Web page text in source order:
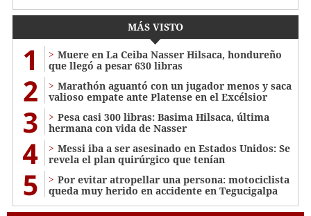
MÁS VISTO
1
Muere en La Ceiba Nasser Hilsaca, hondureño
que llegó a pesar 630 libras
2
Marathón aguantó con un jugador menos y saca
valioso empate ante Platense en el Excélsior
3
Pesa casi 300 libras: Basima Hilsaca, última
hermana con vida de Nasser
4
Messi iba a ser asesinado en Estados Unidos: Se
revela el plan quirúrgico que tenían
5
Por evitar atropellar una persona: motociclista
queda muy herido en accidente en Tegucigalpa